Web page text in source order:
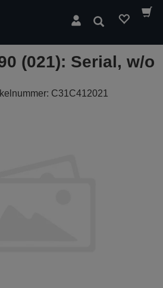
Suchen
(021): Serial, w/o
C31C412021